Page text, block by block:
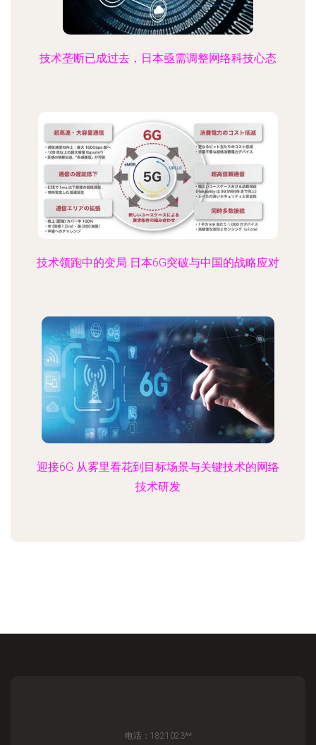
技术垄断已成过去，日本亟需调整网络科技心态
技术领跑中的变局 日本6G突破与中国的战略应对
迎接6G 从雾里看花到目标场景与关键技术的网络
技术研发
电话：1821023**